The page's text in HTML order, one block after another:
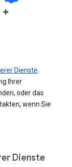
Dienste
Ihrer
oder das
wenn Sie
Dienste